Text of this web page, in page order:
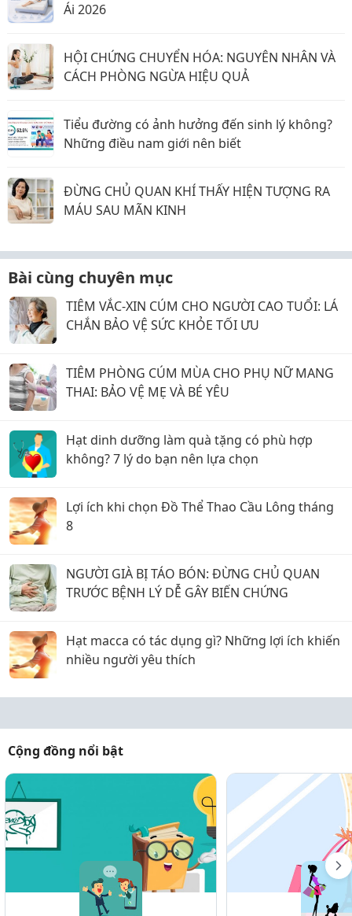
Ái 2026
HỘI CHỨNG CHUYỂN HÓA: NGUYÊN NHÂN VÀ
CÁCH PHÒNG NGỪA HIỆU QUẢ
Tiểu đường có ảnh hưởng đến sinh lý không?
Những điều nam giới nên biết
ĐỪNG CHỦ QUAN KHÍ THẤY HIỆN TƯỢNG RA
MÁU SAU MÃN KINH
Bài cùng chuyên mục
TIÊM VẮC-XIN CÚM CHO NGƯỜI CAO TUỔI: LÁ
CHẮN BẢO VỆ SỨC KHỎE TỐI ƯU
TIÊM PHÒNG CÚM MÙA CHO PHỤ NỮ MANG
THAI: BẢO VỆ MẸ VÀ BÉ YÊU
Hạt dinh dưỡng làm quà tặng có phù hợp
không? 7 lý do bạn nên lựa chọn
Lợi ích khi chọn Đồ Thể Thao Cầu Lông tháng
8
NGƯỜI GIÀ BỊ TÁO BÓN: ĐỪNG CHỦ QUAN
TRƯỚC BỆNH LÝ DỄ GÂY BIẾN CHỨNG
Hạt macca có tác dụng gì? Những lợi ích khiến
nhiều người yêu thích
Cộng đồng nổi bật